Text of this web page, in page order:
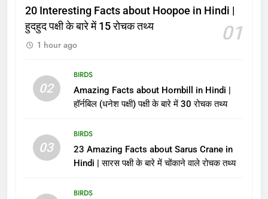
20 Interesting Facts about Hoopoe in Hindi |
हुदहुद पक्षी के बारे में 15 रोचक तथ्य
01
1 hour ago
02
BIRDS
Amazing Facts about Hornbill in Hindi |
हॉर्नबिल (धनेश पक्षी) पक्षी के बारे में 30 रोचक तथ्य
03
BIRDS
23 Amazing Facts about Sarus Crane in
Hindi | सारस पक्षी के बारे में चोंकाने वाले रोचक तथ्य
BIRDS